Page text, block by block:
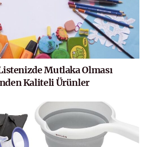
Mutlaka Olması
Kaliteli Ürünler